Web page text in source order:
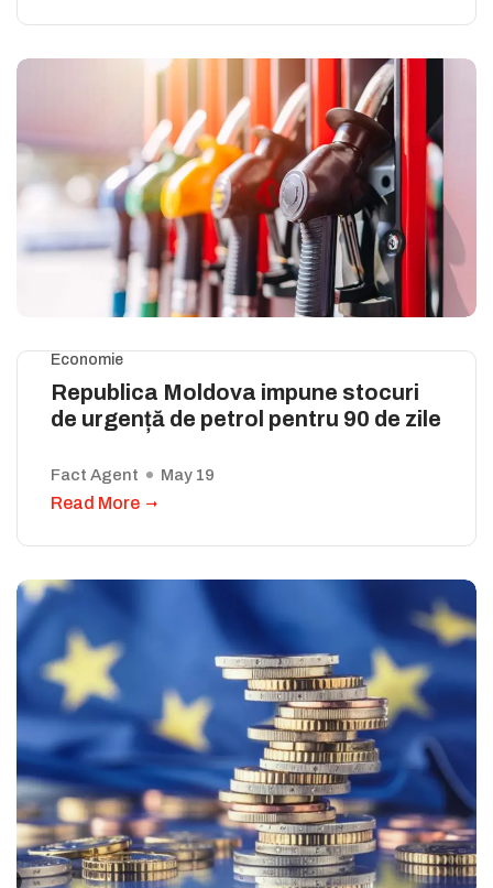
Economie
Republica Moldova impune stocuri
de urgență de petrol pentru 90 de zile
Fact Agent May 19
Read More